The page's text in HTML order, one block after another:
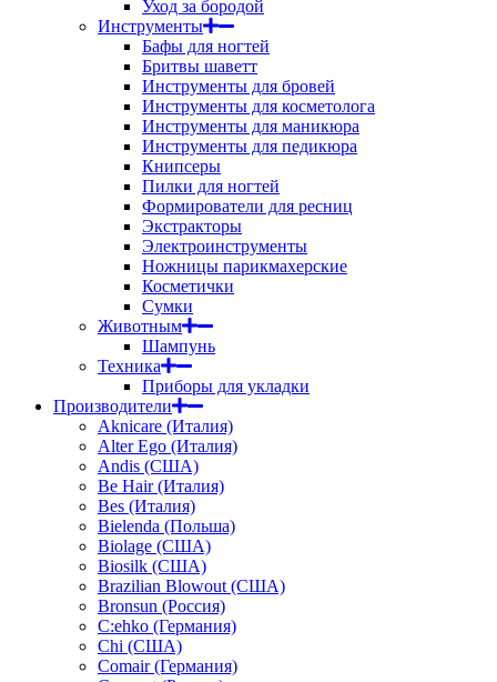
Уход за бородой
Инструменты
Бафы для ногтей
Бритвы шаветт
Инструменты для бровей
Инструменты для косметолога
Инструменты для маникюра
Инструменты для педикюра
Книпсеры
Пилки для ногтей
Формирователи для ресниц
Экстракторы
Электроинструменты
Ножницы парикмахерские
Косметички
Сумки
Животным
Шампунь
Техника
Приборы для укладки
Производители
Aknicare (Италия)
Alter Ego (Италия)
Andis (США)
Be Hair (Италия)
Bes (Италия)
Bielenda (Польша)
Biolage (США)
Biosilk (США)
Brazilian Blowout (США)
Bronsun (Россия)
C:ehko (Германия)
Chi (США)
Comair (Германия)